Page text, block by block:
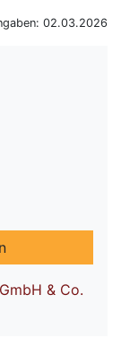
02.03.2026
& Co.